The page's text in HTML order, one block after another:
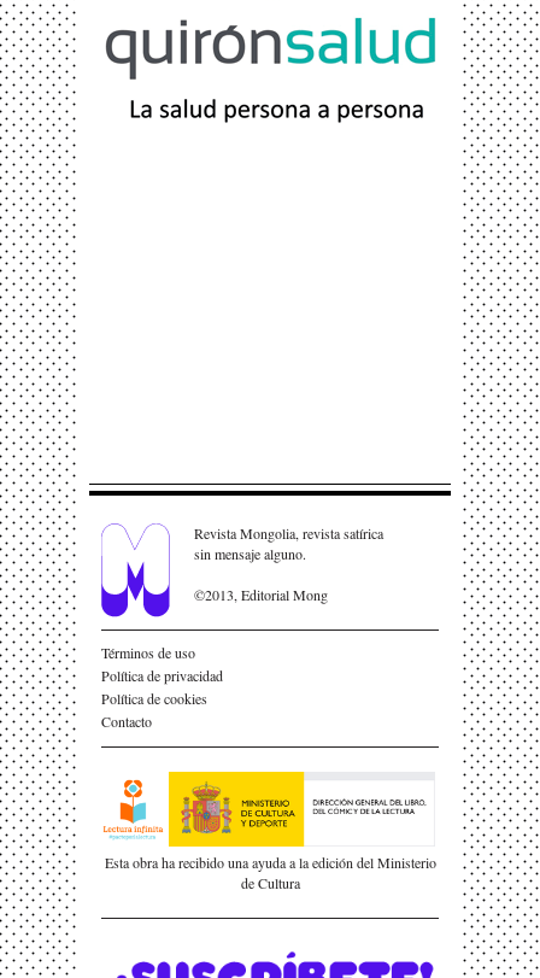
Revista Mongolia, revista satírica
sin mensaje alguno.
©2013, Editorial Mong
Términos de uso
Política de privacidad
Política de cookies
Contacto
Esta obra ha recibido una ayuda a la edición del Ministerio
de Cultura